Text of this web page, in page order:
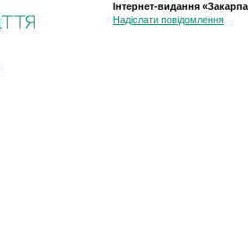
Інтернет-видання
Надіслати повідомлення